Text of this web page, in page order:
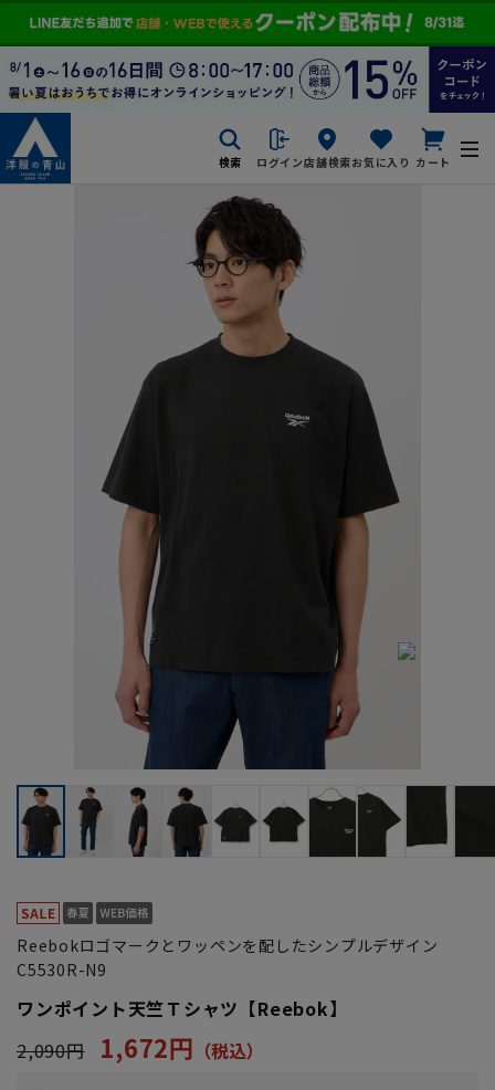
検索 ログイン店舗検索お気に入り カート
Reebokロゴマークとワッペンを配したシンプルデザイン
C5530R-N9
ワンポイント天竺Ｔシャツ【Reebok】
2,090円
1,672円